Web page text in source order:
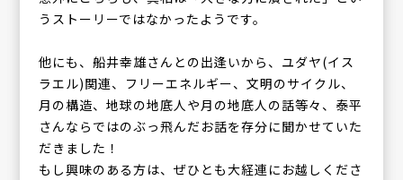
うストーリーではなかったようです。
他にも、船井幸雄さんとの出逢いから、ユダヤ(イス
ラエル)関連、フリーエネルギー、文明のサイクル、
月の構造、地球の地底人や月の地底人の話等々、泰平
さんならではのぶっ飛んだお話を存分に聞かせていた
だきました！
もし興味のある方は、ぜひとも大経連にお越しくださ